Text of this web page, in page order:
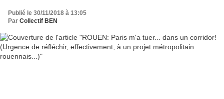
Publié le 30/11/2018 à 13:05
Par Collectif BEN